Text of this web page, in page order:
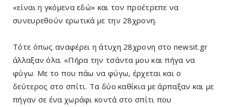
«είναι η γκόμενα εδώ» και τον προέτρεπε να
συνευρεθούν ερωτικά με την 28χρονη.
Τότε όπως αναφέρει η άτυχη 28χρονη στο newsit.gr
άλλαξαν όλα. «Πήρα την τσάντα μου και πήγα να
φύγω. Με το που πάω να φύγω, έρχεται και ο
δεύτερος στο σπίτι. Τα δύο καθίκια με άρπαξαν και με
πήγαν σε ένα χωράφι κοντά στο σπίτι που